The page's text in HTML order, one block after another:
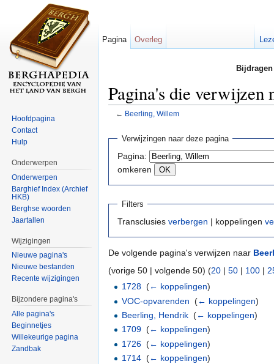
Pagina's die
← Beerling, Willem
Verwijzingen naar deze pagina
Pagina:
omkeren
Filters
Transclusies verbergen | koppelingen
De volgende pagina's verwijzen naar
(vorige 50 | volgende 50) (20 | 50 | 100 |
1728 ‎(← koppelingen)
VOC-opvarenden ‎(← koppelingen)
Beerling, Hendrik ‎(← koppelingen)
1709 ‎(← koppelingen)
1726 ‎(← koppelingen)
1714 ‎(← koppelingen)
Pagina Overleg
Hoofdpagina
Contact
Hulp
Onderwerpen
Onderwerpen
Barghief Index (Archief
HKB)
Berghse woorden
Jaartallen
Wijzigingen
Nieuwe pagina's
Nieuwe bestanden
Recente wijzigingen
Bijzondere pagina's
Alle pagina's
Beginnetjes
Willekeurige pagina
Zandbak